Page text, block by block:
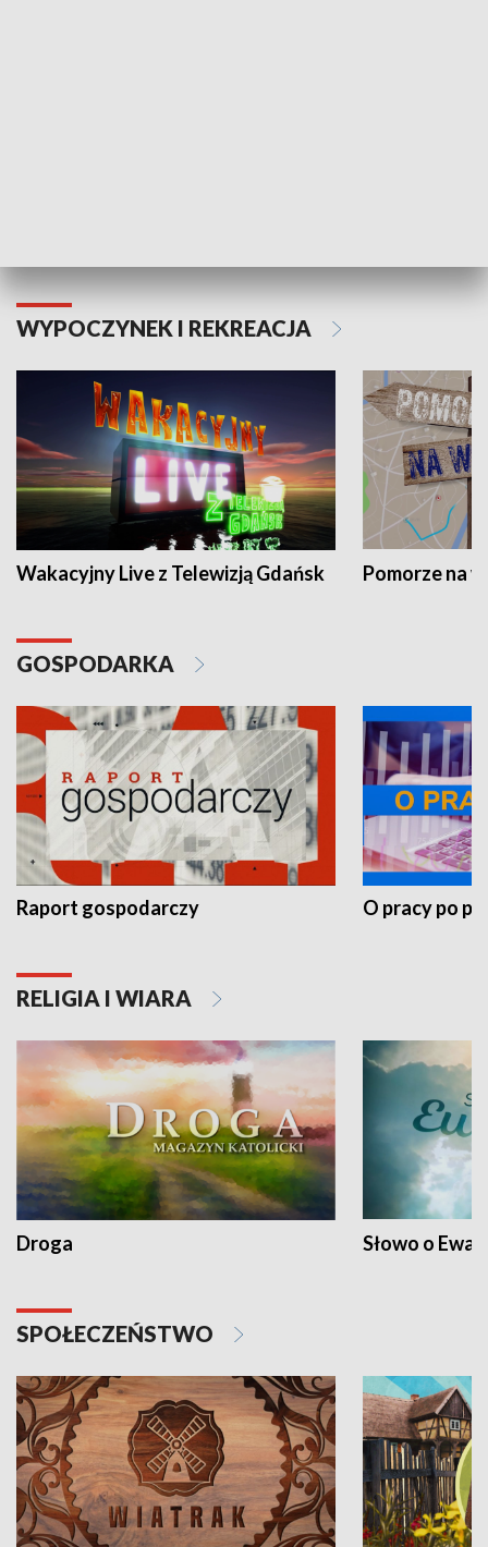
WYPOCZYNEK I REKREACJA
Wakacyjny Live z Telewizją Gdańsk Pomorze na
GOSPODARKA
Raport gospodarczy O pracy po
RELIGIA I WIARA
Droga Słowo o
SPOŁECZEŃSTWO